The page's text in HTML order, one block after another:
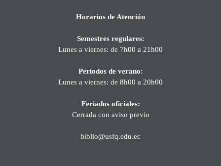
Horarios de Atención
Semestres regulares:
Lunes a viernes: de 7h00 a 21h00
Períodos de verano:
Lunes a viernes: de 8h00 a 20h00
Feriados oficiales:
Cerrada con aviso previo
biblio@usfq.edu.ec